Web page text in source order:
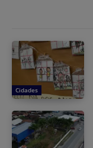
Cidades